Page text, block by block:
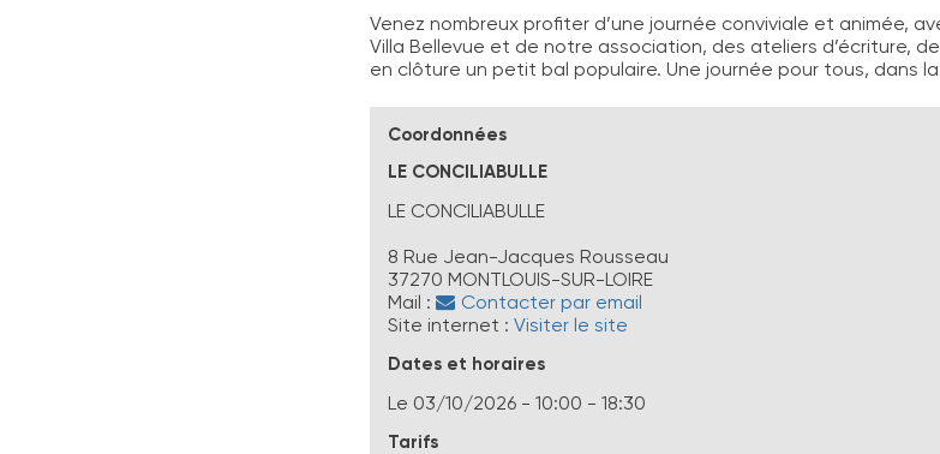
Venez nombreux profiter d’une journée conviviale et animée,
Villa Bellevue et de notre association, des ateliers d’écriture,
en clôture un petit bal populaire. Une journée pour tous, dans
Coordonnées
LE CONCILIABULLE
LE CONCILIABULLE
8 Rue Jean-Jacques Rousseau
37270 MONTLOUIS-SUR-LOIRE
Mail :
Contacter par email
Site internet : Visiter le site
Dates et horaires
Le 03/10/2026- 10:00 - 18:30
Tarifs